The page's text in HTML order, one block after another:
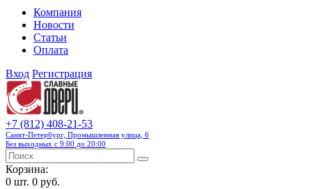
Компания
Новости
Статьи
Оплата
Вход Регистрация
+7 (812) 408-21-53
Санкт-Петербург, Промышленная улица, 6
Без выходных с 9:00 до 20:00
Корзина:
0 шт. 0 руб.